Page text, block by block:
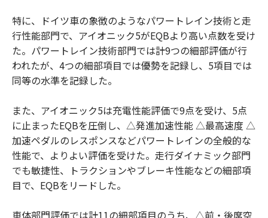
特に、ドイツ車の象徴のようなパワートレイン技術と走
行性能部門で、アイオニック5がEQBより高い点数を受け
た。パワートレイン技術部門では計9つの細部評価が行
われたが、4つの細部項目では優勢を記録し、5項目では
同等の水準を記録した。
また、アイオニック5は充電性能評価で9点を受け、5点
に止まったEQBを圧倒し、△発進加速性能 △最高速度 △
加速ペダルのレスポンスなどパワートレインの全般的な
性能で、よりよい評価を受けた。走行ダイナミック部門
でも敏捷性、トラクションやブレーキ性能などの細部項
目で、EQBをリードした。
車体部門評価では計11の細部項目のうち、△前・後席空